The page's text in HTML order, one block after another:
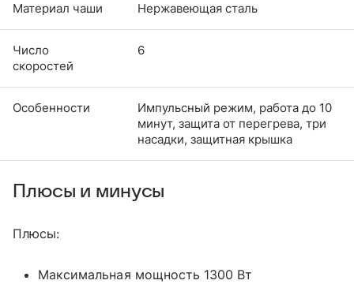
Материал чаши Нержавеющая сталь
Число
скоростей
6
Особенности
Импульсный режим, работа до 10
минут, защита от перегрева, три
насадки, защитная крышка
Плюсы и минусы
Плюсы:
Максимальная мощность 1300 Вт